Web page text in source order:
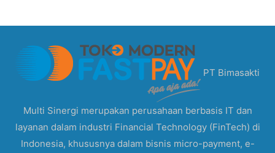
PT Bimasakti
Multi Sinergi merupakan perusahaan berbasis IT dan
layanan dalam industri Financial Technology (FinTech) di
Indonesia, khususnya dalam bisnis micro-payment, e-